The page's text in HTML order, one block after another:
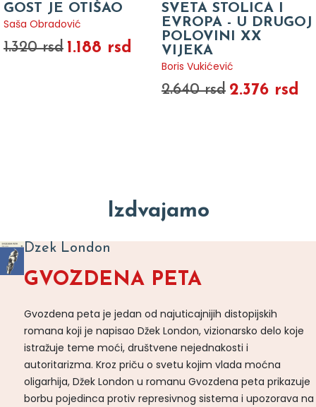
GOST JE OTIŠAO
Saša Obradović
1.320 rsd 1.188 rsd
SVETA STOLICA I
EVROPA - U DRUGOJ
POLOVINI XX
VIJEKA
Boris Vukićević
2.640 rsd 2.376 rsd
Izdvajamo
Dzek London
GVOZDENA PETA
Gvozdena peta je jedan od najuticajnijih distopijskih
romana koji je napisao Džek London, vizionarsko delo koje
istražuje teme moći, društvene nejednakosti i
autoritarizma. Kroz priču o svetu kojim vlada moćna
oligarhija, Džek London u romanu Gvozdena peta prikazuje
borbu pojedinca protiv represivnog sistema i upozorava na